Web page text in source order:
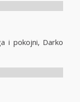
Darko